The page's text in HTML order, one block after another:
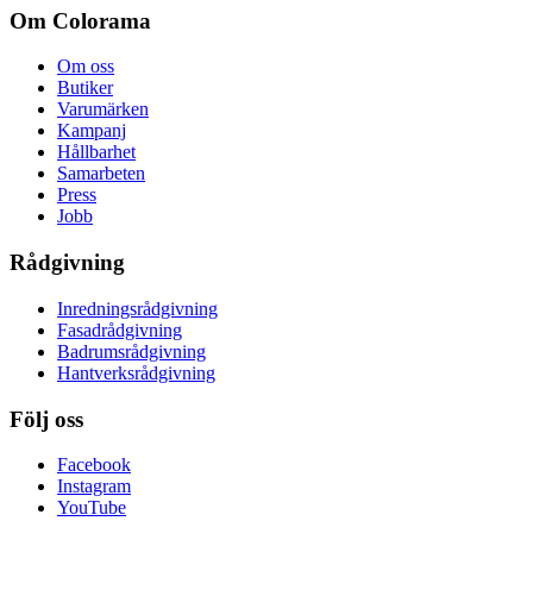
Om Colorama
Om oss
Butiker
Varumärken
Kampanj
Hållbarhet
Samarbeten
Press
Jobb
Rådgivning
Inredningsrådgivning
Fasadrådgivning
Badrumsrådgivning
Hantverksrådgivning
Följ oss
Facebook
Instagram
YouTube